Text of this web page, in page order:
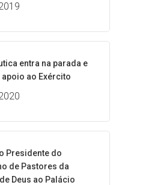
entra na parada e
ao Exército
Presidente do
de Pastores da
Deus ao Palácio